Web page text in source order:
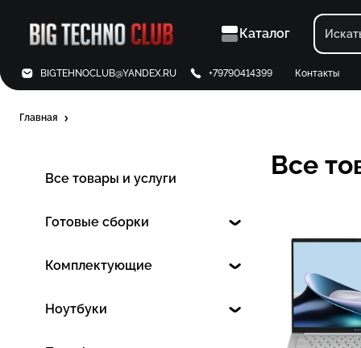
Каталог
BIGTEHNOCLUB@YANDEX.RU +79790414399 Контакты
Главная
Все товары и услуги
Готовые сборки
Комплектующие
Ноутбуки
Все